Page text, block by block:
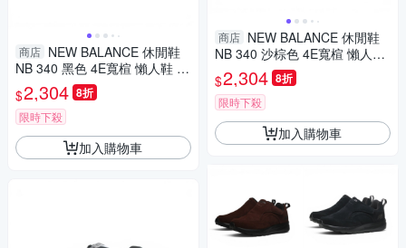
商店 NEW BALANCE 休閒鞋
NB 340 黑色 4E寬楦 懶人鞋 男
女 U34072H
$2,304 8折
限時下殺
加入購物車
商店 NEW BALANCE 休閒鞋
NB 340 沙棕色 4E寬楦 懶人鞋
男女 U3401F5
$2,304 8折
限時下殺
加入購物車